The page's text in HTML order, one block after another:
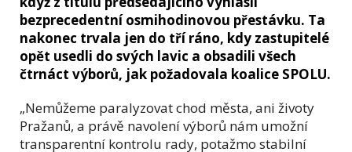
bezprecedentní osmihodinovou přestávku. Ta
nakonec trvala jen do tří ráno, kdy zastupitelé
opět usedli do svých lavic a obsadili všech
čtrnáct výborů, jak požadovala koalice SPOLU.
„Nemůžeme paralyzovat chod města, ani životy
Pražanů, a právě navolení výborů nám umožní
transparentní kontrolu rady, potažmo stabilní